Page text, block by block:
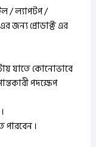
/ ল্যাপটপ /
জন্য প্রোডাক্ট এর
যাতে কোনোভাবে
পদক্ষেপ
পারবেন ।